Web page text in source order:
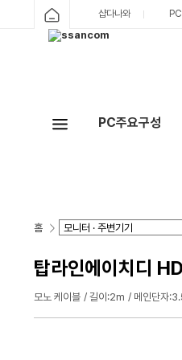
샵다나와
PC주요구성
홈
탑라인에이치디
모노 케이블 길이:2m 메인단자